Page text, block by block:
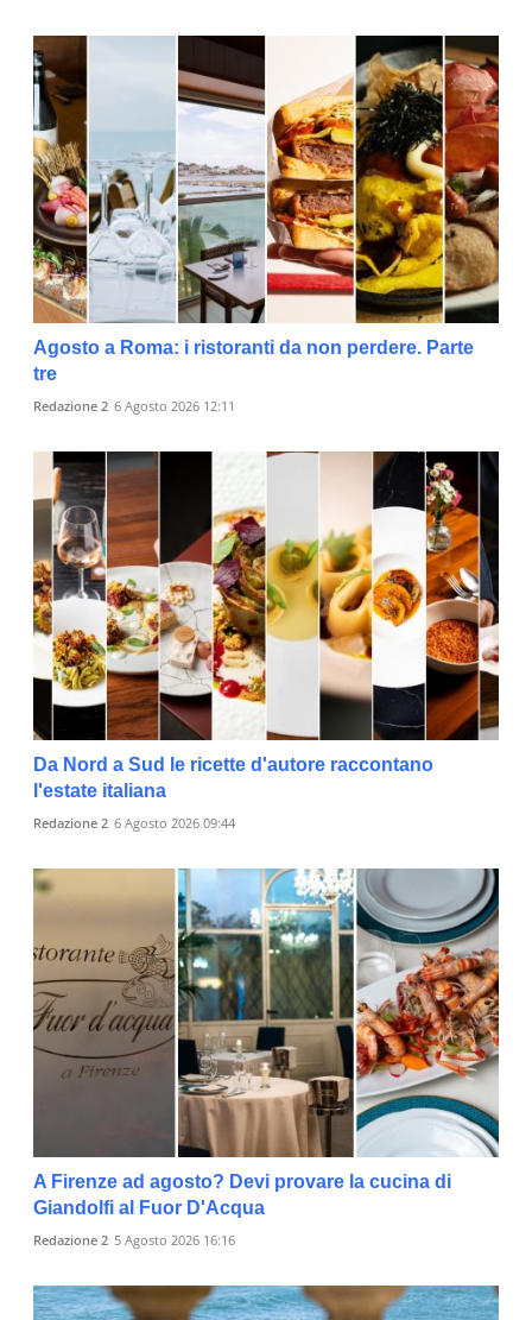
Agosto a Roma: i ristoranti da non perdere. Parte
tre
Redazione 2 6 Agosto 2026 12:11
Da Nord a Sud le ricette d'autore raccontano
l'estate italiana
Redazione 2 6 Agosto 2026 09:44
A Firenze ad agosto? Devi provare la cucina di
Giandolfi al Fuor D'Acqua
Redazione 2 5 Agosto 2026 16:16